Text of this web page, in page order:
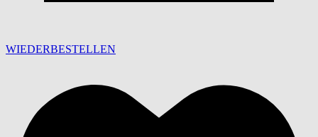
WIEDERBESTELLEN